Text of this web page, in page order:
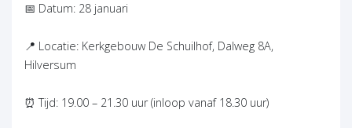
📅 Datum: 28 januari
📍 Locatie: Kerkgebouw De Schuilhof, Dalweg 8A,
Hilversum
⏰ Tijd: 19.00 – 21.30 uur (inloop vanaf 18.30 uur)